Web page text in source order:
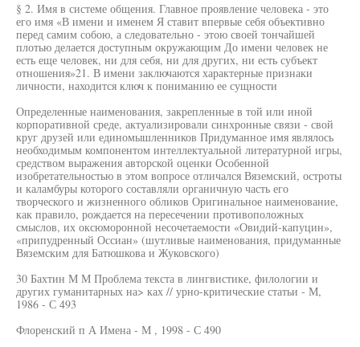
§ 2. Имя в системе общения. Главное проявление человека - это
его имя «В имени и именем Я ставит впервые себя объективно
перед самим собою, а следовательно - этою своей тончайшей
плотью делается доступным окружающим До имени человек не
есть еще человек, ни для себя, ни для других, ни есть субъект
отношения»21. В имени заключаются характерные признаки
личности, находится ключ к пониманию ее сущности
Определенные наименования, закрепленные в той или иной
корпоративной среде, актуализировали синхронные связи - свой
круг друзей или единомышленников Придуманное имя являлось
необходимым компонентом интеллектуальной литературной игры,
средством выражения авторской оценки Особенной
изобретательностью в этом вопросе отличался Вяземский, остроты
и каламбуры которого составляли органичную часть его
творческого и жизненного обликов Оригинальное наименование,
как правило, рождается на пересечении противоположных
смыслов, их оксюморонной несочетаемости «Овидий-капуцин»,
«припудренный Оссиан» (шутливые наименования, придуманные
Вяземским для Батюшкова и Жуковского)
30 Бахтин М М Проблема текста в лингвистике, филологии и
других гуманитарных на> ках // урно-критические статьи - М,
1986 - С 493
Флоренский п А Имена - М , 1998 - С 490